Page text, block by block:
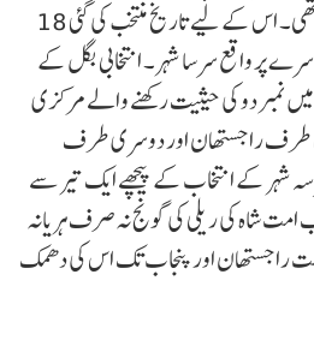
انتخابی مہم کا آغاز کرنا چاہ رہی تھی۔ اس کے لیے تاریخ منتخب کی گئی 18
پر واقع سرسا شہر۔ انتخابی بگل کے
نمبر دو کی حیثیت رکھنے والے مرکزی
طرف راجستھان اور دوسری طرف
شہر کے انتخاب کے پیچھے ایک تیر سے
شاہ کی ریلی کی گونج نہ صرف ہریانہ
راجستھان اور پنجاب تک اس کی دھمک